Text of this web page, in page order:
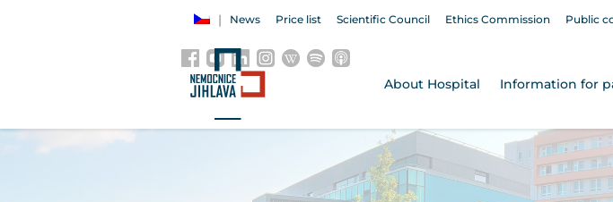
News Price list Scientific Council Ethics Commission Public
About Hospital Information for